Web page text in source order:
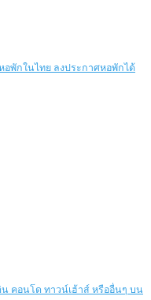
อพักในไทย ลงประกาศหอพักได้
คอนโด ทาวน์เฮ้าส์ หรืออื่นๆ บน